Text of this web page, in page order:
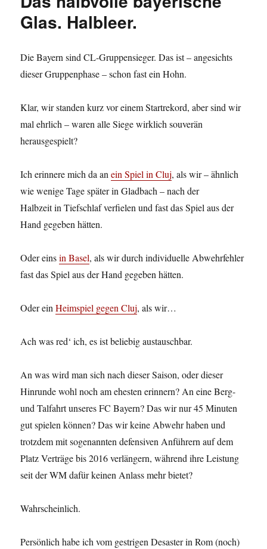
ein
lacht
Glas. Halbleer.
Die Bayern sind CL-Gruppensieger. Das ist – angesichts
dieser Gruppenphase – schon fast ein Hohn.
Klar, wir standen kurz vor einem Startrekord, aber sind wir
mal ehrlich – waren alle Siege wirklich souverän
herausgespielt?
Ich erinnere mich da anein Spiel in Cluj, als wir – ähnlich
wie wenige Tage später in Gladbach – nach der
Halbzeit in Tiefschlaf verfielen und fast das Spiel aus der
Hand gegeben hätten.
Oder einsin Basel, als wir durch individuelle Abwehrfehler
fast das Spiel aus der Hand gegeben hätten.
Oder einHeimspiel gegen Cluj, als wir…
Ach was red‘ ich, es ist beliebig austauschbar.
An was wird man sich nach dieser Saison, oder dieser
Hinrunde wohl noch am ehesten erinnern? An eine Berg-
und Talfahrt unseres FC Bayern? Das wir nur 45 Minuten
gut spielen können? Das wir keine Abwehr haben und
trotzdem mit sogenannten defensiven Anführern auf dem
Platz Verträge bis 2016 verlängern, während ihre Leistung
seit der WM dafür keinen Anlass mehr bietet?
Wahrscheinlich.
Persönlich habe ich vom gestrigen Desaster in Rom (noch)